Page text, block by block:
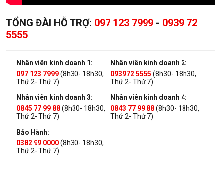
TỔNG ĐÀI HỖ TRỢ: 097 123 7999 - 0939 72
5555
Nhân viên kinh doanh 1:
097 123 7999(8h30- 18h30,
Thứ 2- Thứ 7)
Nhân viên kinh doanh 2:
093972 5555 (8h30- 18h30,
Thứ 2- Thứ 7)
Nhân viên kinh doanh 3:
0845 77 99 88(8h30- 18h30,
Thứ 2- Thứ 7)
Nhân viên kinh doanh 4:
0843 77 99 88(8h30- 18h30,
Thứ 2- Thứ 7)
Bảo Hành:
0382 99 0000(8h30- 18h30,
Thứ 2- Thứ 7)